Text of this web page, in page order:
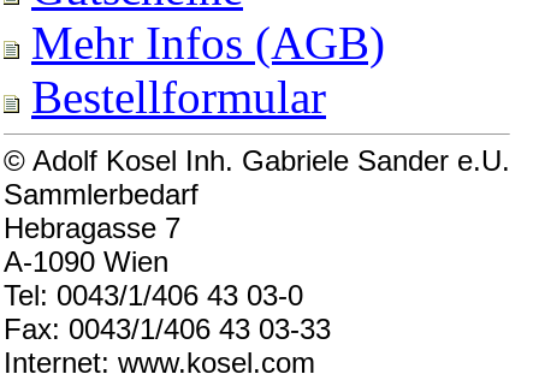
Mehr Infos (AGB)
Bestellformular
© Adolf Kosel Inh. Gabriele Sander e.U.
Sammlerbedarf
Hebragasse 7
A-1090 Wien
Tel: 0043/1/406 43 03-0
Fax: 0043/1/406 43 03-33
Internet: www.kosel.com